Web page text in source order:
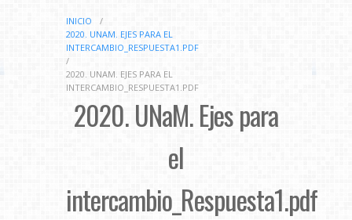
INICIO
/
2020. UNAM. EJES PARA EL
INTERCAMBIO_RESPUESTA1.PDF
/
2020. UNAM. EJES PARA EL
INTERCAMBIO_RESPUESTA1.PDF
2020. UNaM. Ejes para
el
intercambio_Respuesta1.pdf